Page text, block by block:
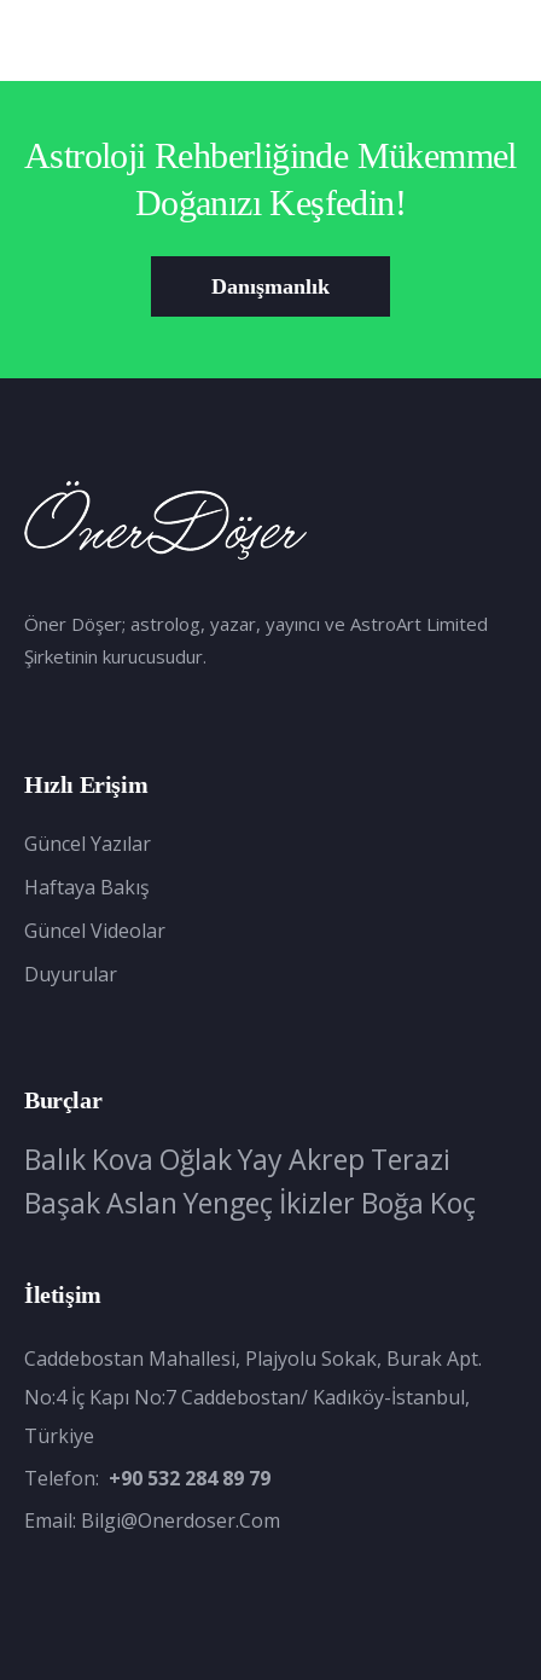
Astroloji Rehberliğinde Mükemmel
Doğanızı Keşfedin!
Danışmanlık
Öner Döşer; astrolog, yazar, yayıncı ve AstroArt Limited
Şirketinin kurucusudur.
Hızlı Erişim
Güncel Yazılar
Haftaya Bakış
Güncel Videolar
Duyurular
Burçlar
Balık Kova OğlakYayAkrep Terazi
BaşakAslan Yengeç İkizler Boğa Koç
İletişim
Caddebostan Mahallesi, Plajyolu Sokak, Burak Apt.
No:4 İç Kapı No:7 Caddebostan/ Kadıköy-İstanbul,
Türkiye
Telefon: +90 532 284 89 79
Email: Bilgi@onerdoser.com